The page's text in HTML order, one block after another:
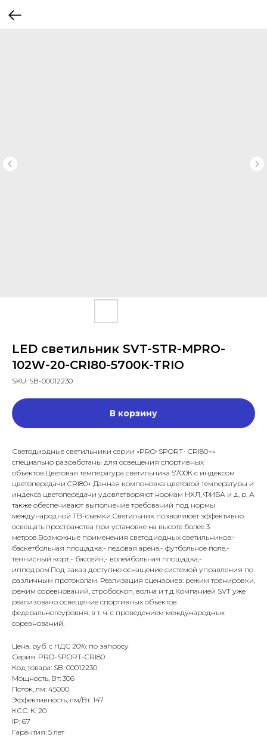
LED светильник SVT-STR-MPRO-
102W-20-CRI80-5700K-TRIO
SKU: SB-00012230
В корзину
Светодиодные светильники серии «PRO-SPORT- CRI80+»
специально разработаны для освещения спортивных
объектов.Цветовая температура светильника 5700К с индексом
цветопередачи CRI80+.Данная компоновка цветовой температуры и
индекса цветопередачи удовлетворяют нормам НХЛ, ФИБА и д. р. А
также обеспечивают выполнение требований под нормы
международной ТВ-съемки.Светильник позволяюет эффективно
освещать пространства при установке на высоте более 3
метров.Возможные применения светодиодных светильников:-
баскетбольная площадка;- ледовая арена,- футбольное поле,-
теннисный корт,- бассейн,- волейбольная площадка;-
ипподром.Под заказ доступно оснащение системой управления по
различным протоколам. Реализация сценариев: режим тренировки,
режим соревнований, стробоскоп, волна и т.д.Компанией SVT уже
реализовано освещение спортивных объектов
федеральногоуровня, в т. ч. с проведением международных
соревнований.
Цена, руб. с НДС 20%: по запросу
Серия: PRO-SPORT-CRI80
Код товара: SB-00012230
Мощность, Вт: 306
Поток, лм: 45000
Эффективность, лм/Вт: 147
КСС: К, 20
IP: 67
Гарантия: 5 лет